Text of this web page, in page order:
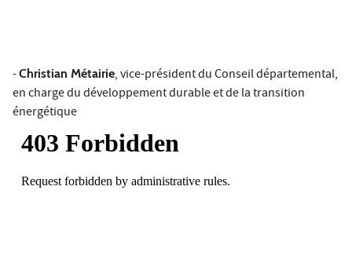
-Christian Métairie, vice-président du Conseil départemental,
en charge du développement durable et de la transition
énergétique